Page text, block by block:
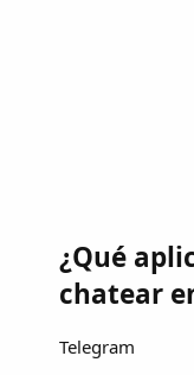
¿Qué
chatear
Telegram